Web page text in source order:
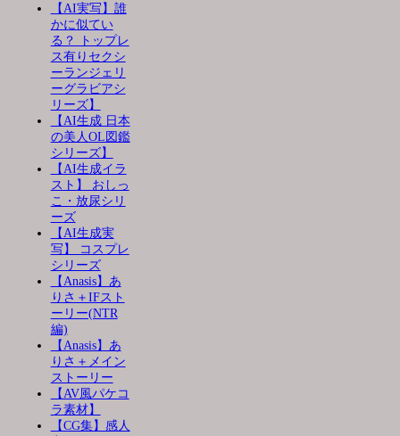
【AI実写】誰
かに似てい
る？ トップレ
ス有りセクシ
ーランジェリ
ーグラビアシ
リーズ】
【AI生成 日本
の美人OL図鑑
シリーズ】
【AI生成イラ
スト】 おしっ
こ・放尿シリ
ーズ
【AI生成実
写】 コスプレ
シリーズ
【Anasis】あ
りさ＋IFスト
ーリー(NTR
編)
【Anasis】あ
りさ＋メイン
ストーリー
【AV風パケコ
ラ素材】
【CG集】感人